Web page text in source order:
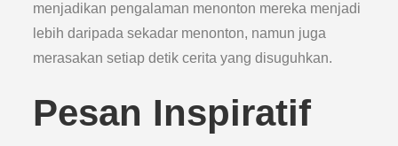
menjadikan pengalaman menonton mereka menjadi
lebih daripada sekadar menonton, namun juga
merasakan setiap detik cerita yang disuguhkan.
Pesan Inspiratif